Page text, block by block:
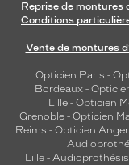
Reprise de montures
Conditions
Vente de montures
Opticien Paris -
Bordeaux-
Lille - Opticien
Grenoble - Opticien
Reims - Opticien
Lille-